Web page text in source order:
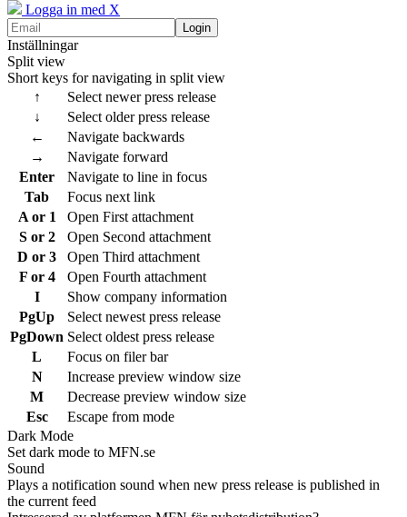
Logga in med X
Login
Inställningar
Split view
Short keys for navigating in split view
↑
Select newer press release
↓
Select older press release
←
Navigate backwards
→
Navigate forward
Enter
Navigate to line in focus
Tab
Focus next link
A or 1
Open First attachment
S or 2
Open Second attachment
D or 3
Open Third attachment
F or 4
Open Fourth attachment
I
Show company information
PgUp
Select newest press release
PgDown Select oldest press release
L
Focus on filer bar
N
Increase preview window size
M
Decrease preview window size
Esc
Escape from mode
Dark Mode
Set dark mode to MFN.se
Sound
Plays a notification sound when new press release is published in
the current feed